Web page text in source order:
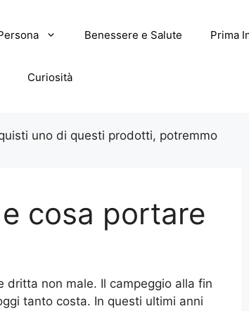
Benessere e Salute Prima
Curiosità
uno di questi prodotti, potremmo
cosa portare
dritta non male. Il campeggio alla fin
tanto costa. In questi ultimi anni